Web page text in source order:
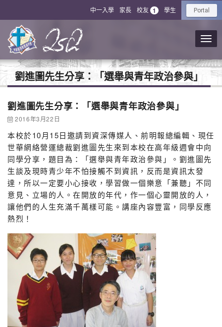
中一入學 家長 校友 1 學生 Portal
劉進圖先生分享：「選舉與青年政治參與」
劉進圖先生分享：「選舉與青年政治參與」
2016年3月22日
本校於10月15日邀請到資深傳媒人、前明報總編輯、現任
世華網絡營運總裁劉進圖先生來到本校在高年級週會中向
同學分享，題目為：「選舉與青年政治參與」。劉進圖先
生談及現時青少年不怕接觸不到資訊，反而是資訊太發
達，所以一定要小心接收，學習做一個樂意「兼聽」不同
意見、立場的人。在開放的年代，作一個心靈開放的人，
讓他們的人生充滿千萬樣可能。講座內容豐富，同學反應
熱烈！